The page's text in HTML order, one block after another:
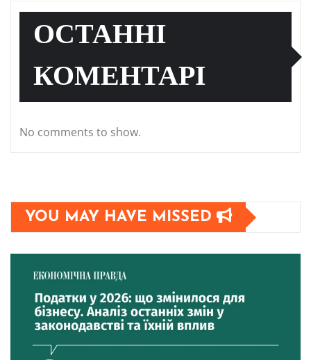
ОСТАННІ
КОМЕНТАРІ
No comments to show.
YOU MAY HAVE MISSED